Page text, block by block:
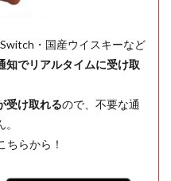
・国産ウイスキーなど
知でリアルタイムに受け取
受け取れるので、不要な通
ちらから！